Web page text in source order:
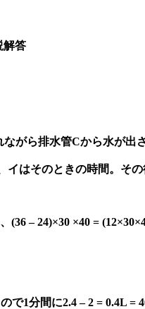
解答
がら排水管Cから水が出
はそのときの時間。そ
– 24)×30 ×40 =
1分間に2.4 – 2 = 0.4L =